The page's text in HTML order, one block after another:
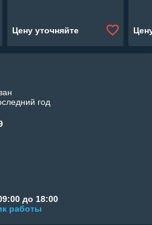
Цену уточняйте
год
до 18:00
работы